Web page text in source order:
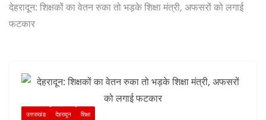
देहरादून: शिक्षकों का वेतन रुका तो भड़के शिक्षा मंत्री, अफसरों को लगाई
फटकार
उत्तराखंड देहरादून शिक्षा